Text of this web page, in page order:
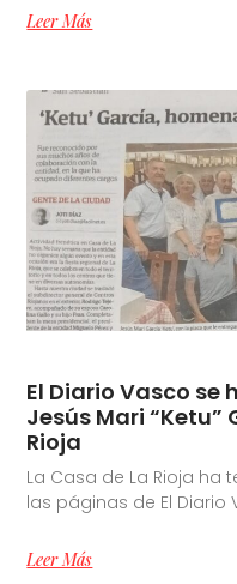
Leer Más
El Diario Vasco se
Jesús Mari “Ketu”
Rioja
La Casa de La Rioja
las páginas de El
Leer Más